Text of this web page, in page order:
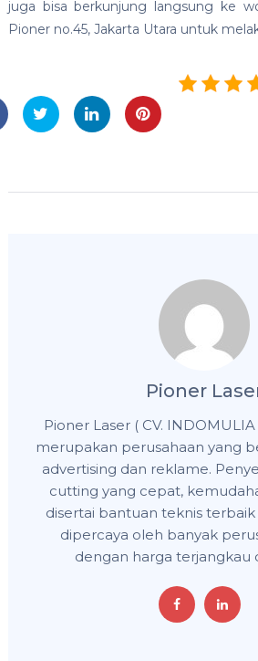
juga bisa berkunjung langsung ke
Pioner no.45, Jakarta Utara untuk
Pioner
Pioner Laser ( CV. INDOMULIA
merupakan perusahaan yang
advertising dan reklame.
cutting yang cepat,
disertai bantuan teknis terbaik
dipercaya oleh banyak
dengan harga terjangkau